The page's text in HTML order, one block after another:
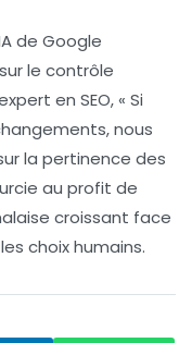
de Google
le contrôle
en SEO, « Si
nous
la pertinence des
au profit de
croissant face
choix humains.